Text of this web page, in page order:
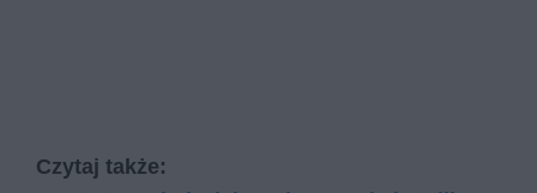
Czytaj także: